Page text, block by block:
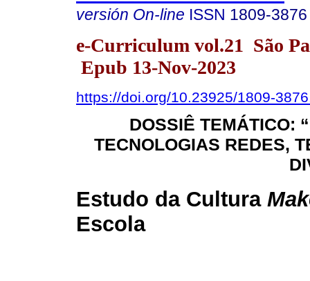
versión On-line ISSN 1809-3876
e-Curriculum vol.21 São
Epub 13-Nov-2023
https://doi.org/10.23925/1809-
DOSSIÊ TEMÁTICO:
TECNOLOGIAS REDES,
Estudo da Cultura
Escola